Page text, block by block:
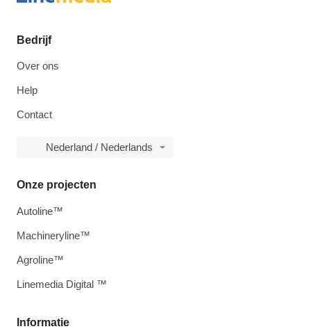
Bedrijf
Over ons
Help
Contact
Nederland / Nederlands
Informatie
Onze projecten
Autoline™
Machineryline™
Agroline™
Linemedia Digital ™